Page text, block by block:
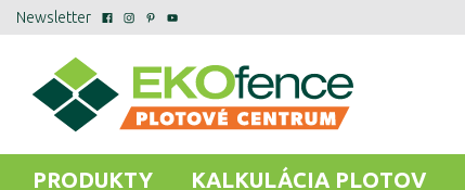
Newsletter
PRODUKTY KALKULÁCIA PLOTOV